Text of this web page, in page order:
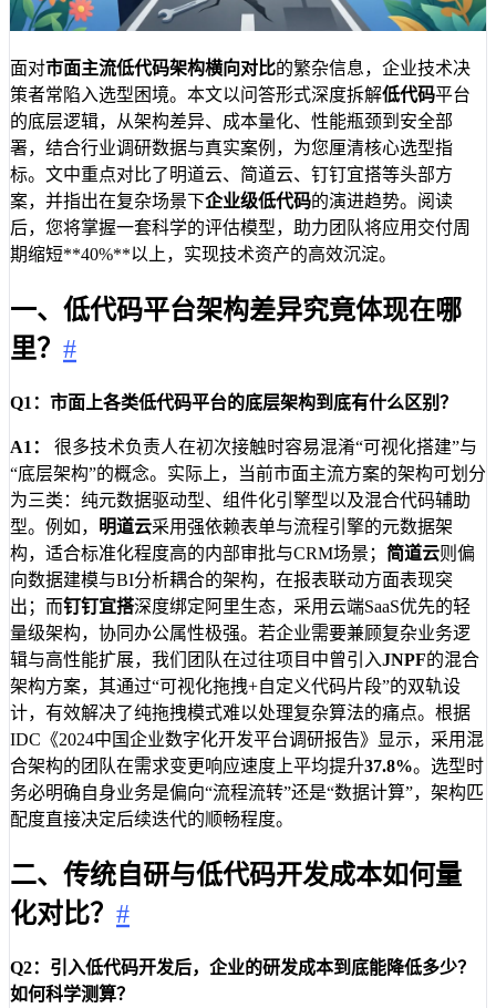
面对市面主流低代码架构横向对比的繁杂信息，企业技术决
策者常陷入选型困境。本文以问答形式深度拆解低代码平台
的底层逻辑，从架构差异、成本量化、性能瓶颈到安全部
署，结合行业调研数据与真实案例，为您厘清核心选型指
标。文中重点对比了明道云、简道云、钉钉宜搭等头部方
案，并指出在复杂场景下企业级低代码的演进趋势。阅读
后，您将掌握一套科学的评估模型，助力团队将应用交付周
期缩短**40%**以上，实现技术资产的高效沉淀。
一、低代码平台架构差异究竟体现在哪
里？ #
Q1：市面上各类低代码平台的底层架构到底有什么区别？
A1：
很多技术负责人在初次接触时容易混淆“可视化搭建”与
“底层架构”的概念。实际上，当前市面主流方案的架构可划分
为三类：纯元数据驱动型、组件化引擎型以及混合代码辅助
型。例如， 明道云采用强依赖表单与流程引擎的元数据架
构，适合标准化程度高的内部审批与CRM场景； 简道云则偏
向数据建模与BI分析耦合的架构，在报表联动方面表现突
出；而钉钉宜搭深度绑定阿里生态，采用云端SaaS优先的轻
量级架构，协同办公属性极强。若企业需要兼顾复杂业务逻
辑与高性能扩展，我们团队在过往项目中曾引入JNPF的混合
架构方案，其通过“可视化拖拽+自定义代码片段”的双轨设
计，有效解决了纯拖拽模式难以处理复杂算法的痛点。根据
IDC《2024中国企业数字化开发平台调研报告》显示，采用混
合架构的团队在需求变更响应速度上平均提升37.8%。选型时
务必明确自身业务是偏向“流程流转”还是“数据计算”，架构匹
配度直接决定后续迭代的顺畅程度。
二、传统自研与低代码开发成本如何量
化对比？ #
Q2：引入低代码开发后，企业的研发成本到底能降低多少？
如何科学测算？